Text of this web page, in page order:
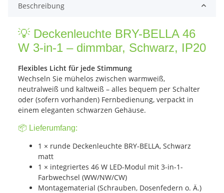
Beschreibung
💡 Deckenleuchte BRY-BELLA 46
W 3-in-1 – dimmbar, Schwarz, IP20
Flexibles Licht für jede Stimmung
Wechseln Sie mühelos zwischen warmweiß,
neutralweiß und kaltweiß – alles bequem per Schalter
oder (sofern vorhanden) Fernbedienung, verpackt in
einem eleganten schwarzen Gehäuse.
📦 Lieferumfang:
1 × runde Deckenleuchte BRY-BELLA, Schwarz
matt
1 × integriertes 46 W LED-Modul mit 3-in-1-
Farbwechsel (WW/NW/CW)
Montagematerial (Schrauben, Dosenfedern o. Ä.)